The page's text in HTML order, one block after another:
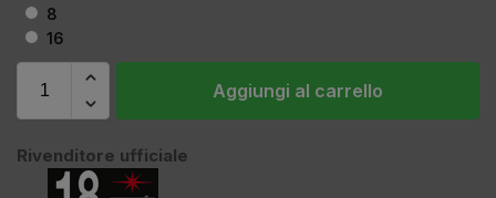
8
16
Aggiungi al carrello
Rivenditore ufficiale